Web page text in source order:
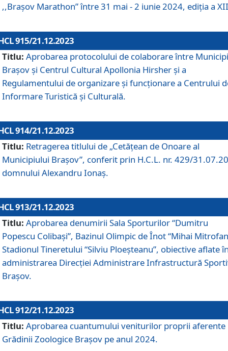
,,Brașov Marathon” între 31 mai - 2 iunie 2024, ediția a
915/21.12.2023
Titlu: Aprobarea protocolului de colaborare între
Brașov și Centrul Cultural Apollonia Hirsher și a
Regulamentului de organizare și funcționare a Centrului
Informare Turistică și Culturală.
914/21.12.2023
Titlu: Retragerea titlului de „Cetățean de Onoare al
Municipiului Brașov”, conferit prin H.C.L. nr. 429/
domnului Alexandru Ionaș.
913/21.12.2023
Titlu: Aprobarea denumirii Sala Sporturilor “Dumitru
Popescu Colibași”, Bazinul Olimpic de Înot “Mihai
Stadionul Tineretului “Silviu Ploeșteanu”, obiective aflate
administrarea Direcției Administrare Infrastructură
Brașov.
912/21.12.2023
Titlu: Aprobarea cuantumului veniturilor proprii aferente
Grădinii Zoologice Braşov pe anul 2024.